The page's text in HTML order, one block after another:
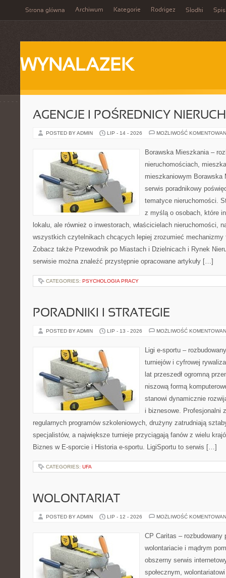
Strona główna Archiwum Kategorie Rodrigez Słodki Spis
WYNALAZEK
AGENCJE I POŚREDNICY
POSTED BY ADMIN LIP - 14 - 2026 MOŻLIWOŚĆ
Borawska Mieszkania –
nieruchomościach,
mieszkaniowym Borawska
serwis poradnikowy
tematyce nieruchomości.
z myślą o osobach, które
lokalu, ale również o inwestorach, właścicielach nieruchomości,
wszystkich czytelnikach chcących lepiej zrozumieć mechanizmy
Zobacz także Przewodnik po Miastach i Dzielnicach i Rynek
serwisie można znaleźć przystępnie opracowane artykuły […]
CATEGORIES: PSYCHOLOGIA PRACY
PORADNIKI I STRATEGIE
POSTED BY ADMIN LIP - 13 - 2026 MOŻLIWOŚĆ
Ligi e-sportu –
turniejów i cyfrowej
lat przeszedł ogromną
niszową formą
stanowi dynamicznie
i biznesowe. Profesjonalni
regularnych programów szkoleniowych, drużyny zatrudniają
specjalistów, a największe turnieje przyciągają fanów z wielu
Biznes w E-sporcie i Historia e-sportu. LigiSportu to serwis […]
CATEGORIES: UFA
WOLONTARIAT
POSTED BY ADMIN LIP - 12 - 2026 MOŻLIWOŚĆ
CP Caritas – rozbudowany
wolontariacie i mądrym
obszerny serwis
społecznym,